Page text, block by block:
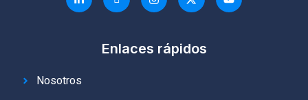
Enlaces rápidos
Nosotros